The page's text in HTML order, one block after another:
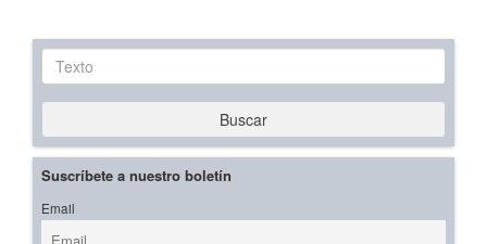
Texto
Buscar
Suscríbete a nuestro boletín
Email